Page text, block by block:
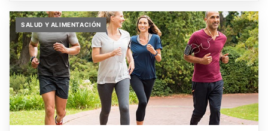
SALUD Y ALIMENTACIÓN